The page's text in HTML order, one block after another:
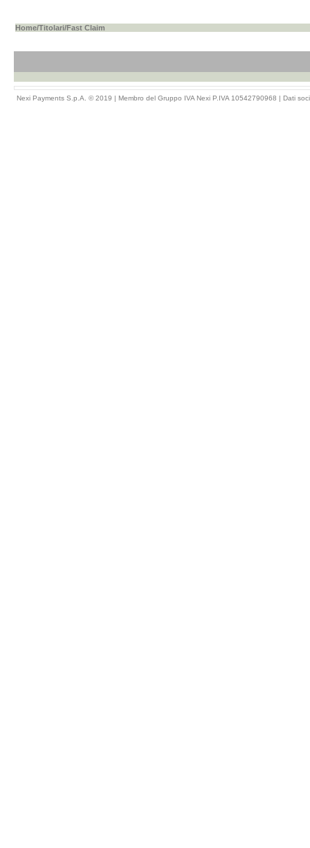
Home/Titolari/Fast Claim
Nexi Payments S.p.A. © 2019 | Membro del Gruppo IVA Nexi P.IVA 10542790968 | Dati